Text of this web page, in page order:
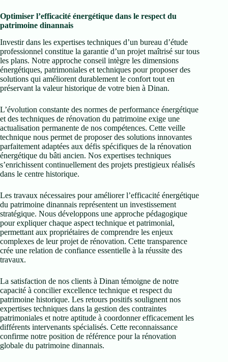
Optimiser l’efficacité énergétique dans le respect du
patrimoine dinannais
Investir dans les expertises techniques d’un bureau d’étude
professionnel constitue la garantie d’un projet maîtrisé sur tous
les plans. Notre approche conseil intègre les dimensions
énergétiques, patrimoniales et techniques pour proposer des
solutions qui améliorent durablement le confort tout en
préservant la valeur historique de votre bien à Dinan.
L’évolution constante des normes de performance énergétique
et des techniques de rénovation du patrimoine exige une
actualisation permanente de nos compétences. Cette veille
technique nous permet de proposer des solutions innovantes
parfaitement adaptées aux défis spécifiques de la rénovation
énergétique du bâti ancien. Nos expertises techniques
s’enrichissent continuellement des projets prestigieux réalisés
dans le centre historique.
Les travaux nécessaires pour améliorer l’efficacité énergétique
du patrimoine dinannais représentent un investissement
stratégique. Nous développons une approche pédagogique
pour expliquer chaque aspect technique et patrimonial,
permettant aux propriétaires de comprendre les enjeux
complexes de leur projet de rénovation. Cette transparence
crée une relation de confiance essentielle à la réussite des
travaux.
La satisfaction de nos clients à Dinan témoigne de notre
capacité à concilier excellence technique et respect du
patrimoine historique. Les retours positifs soulignent nos
expertises techniques dans la gestion des contraintes
patrimoniales et notre aptitude à coordonner efficacement les
différents intervenants spécialisés. Cette reconnaissance
confirme notre position de référence pour la rénovation
globale du patrimoine dinannais.